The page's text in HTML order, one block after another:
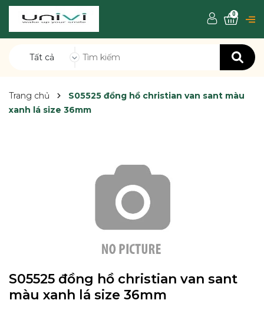
Tất cả
0
Trang chủ
S05525 đồng hồ christian van sant màu
xanh lá size 36mm
S05525 đồng hồ christian van sant
màu xanh lá size 36mm